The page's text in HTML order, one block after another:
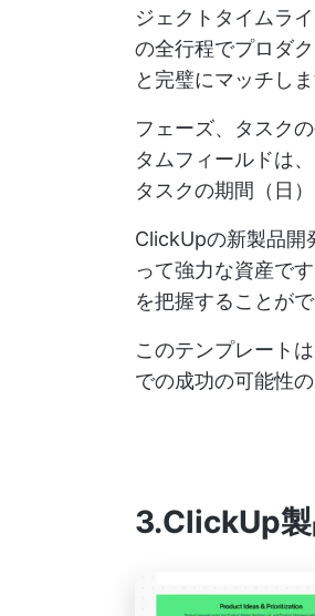
ジェクトタイムラ
の全行程でプロダ
と完璧にマッチしま
フェーズ、タスク
タムフィールドは
タスクの期間（日
ClickUpの新製品開
って強力な資産で
を把握することが
このテンプレート
での成功の可能性
3.ClickUp製